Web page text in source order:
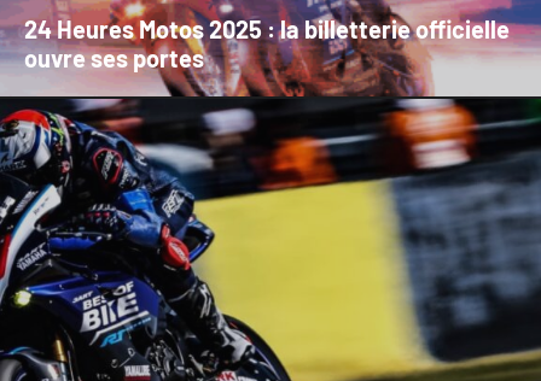
24 Heures Motos 2025 : la billetterie officielle
ouvre ses portes